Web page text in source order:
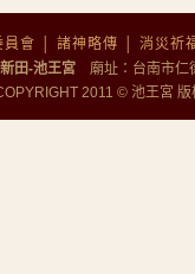
員會 諸神略傳
消災祈
新田-池王宮 廟址：台南市仁
2011 © 池王宮